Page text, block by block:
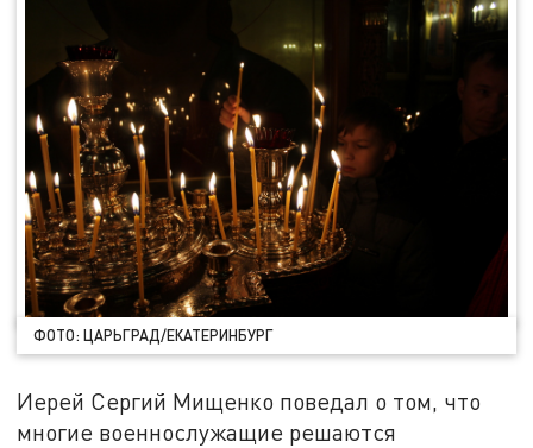
ФОТО: ЦАРЬГРАД/ЕКАТЕРИНБУРГ
Иерей Сергий Мищенко поведал о том, что
многие военнослужащие решаются